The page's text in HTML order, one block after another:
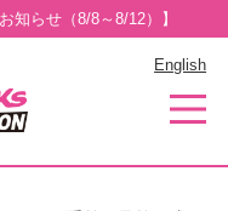
知らせ（8/8～8/12）】
English